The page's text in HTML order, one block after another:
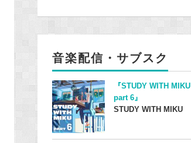
音楽配信・サブスク
『STUDY WITH MIKU
part 6』
STUDY WITH MIKU